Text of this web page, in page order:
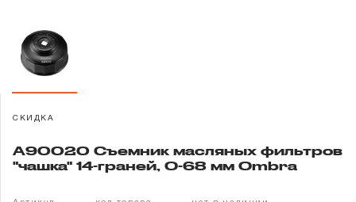
Доставка и оплата
Партнерам
СКИДКА
A90020 Съемник масляных фильтров
"чашка" 14-граней, O-68 мм Ombra